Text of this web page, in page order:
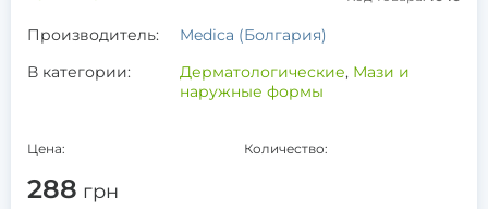
Производитель:
Medica (Болгария)
В категории:
Дерматологические, Мази и
наружные формы
Цена:
288 грн
Количество: